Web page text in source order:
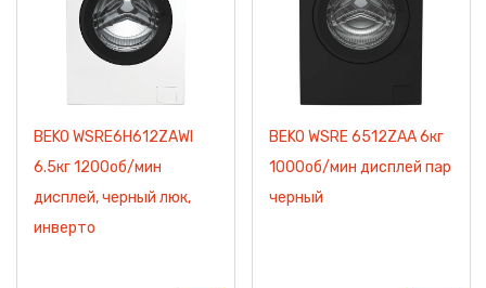
BEKO WSRE6H612ZAWI
6.5кг 1200об/мин
дисплей, черный люк,
инверто
BEKO WSRE 6512ZAA 6кг
1000об/мин дисплей пар
черный